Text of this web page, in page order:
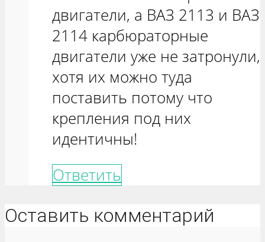
двигатели, а ВАЗ 2113 и ВАЗ
2114 карбюраторные
двигатели уже не затронули,
хотя их можно туда
поставить потому что
крепления под них
идентичны!
Ответить
Оставить комментарий